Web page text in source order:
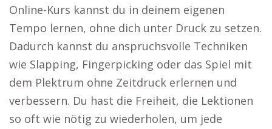
Online-Kurs kannst du in deinem eigenen
Tempo lernen, ohne dich unter Druck zu setzen.
Dadurch kannst du anspruchsvolle Techniken
wie Slapping, Fingerpicking oder das Spiel mit
dem Plektrum ohne Zeitdruck erlernen und
verbessern. Du hast die Freiheit, die Lektionen
so oft wie nötig zu wiederholen, um jede